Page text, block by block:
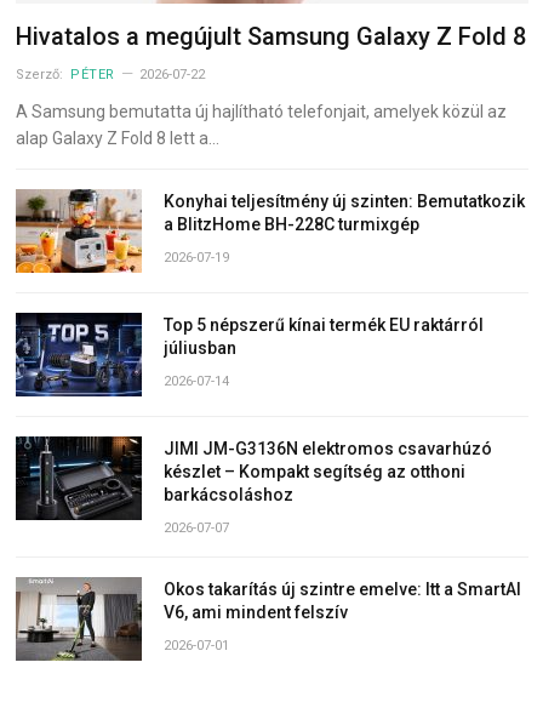
Hivatalos a megújult Samsung Galaxy Z Fold 8
Szerző: PÉTER 2026-07-22
A Samsung bemutatta új hajlítható telefonjait, amelyek közül az
alap Galaxy Z Fold 8 lett a…
Konyhai teljesítmény új szinten: Bemutatkozik
a BlitzHome BH-228C turmixgép
2026-07-19
Top 5 népszerű kínai termék EU raktárról
júliusban
2026-07-14
JIMI JM-G3136N elektromos csavarhúzó
készlet – Kompakt segítség az otthoni
barkácsoláshoz
2026-07-07
Okos takarítás új szintre emelve: Itt a SmartAI
V6, ami mindent felszív
2026-07-01